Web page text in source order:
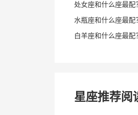
处女座和什么座最配
水瓶座和什么座最配
白羊座和什么座最配
星座推荐阅